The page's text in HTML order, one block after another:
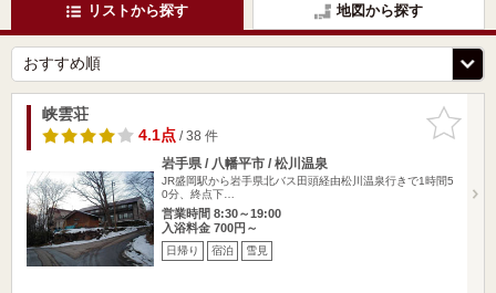
リストから探す 地図から探す
お気に入
りに追加
峡雲荘
4.1点/ 38 件
岩手県 / 八幡平市 / 松川温泉
JR盛岡駅から岩手県北バス田頭経由松川温泉行きで1時間5
0分、終点下…
営業時間 8:30～19:00
入浴料金 700円～
日帰り 宿泊 雪見